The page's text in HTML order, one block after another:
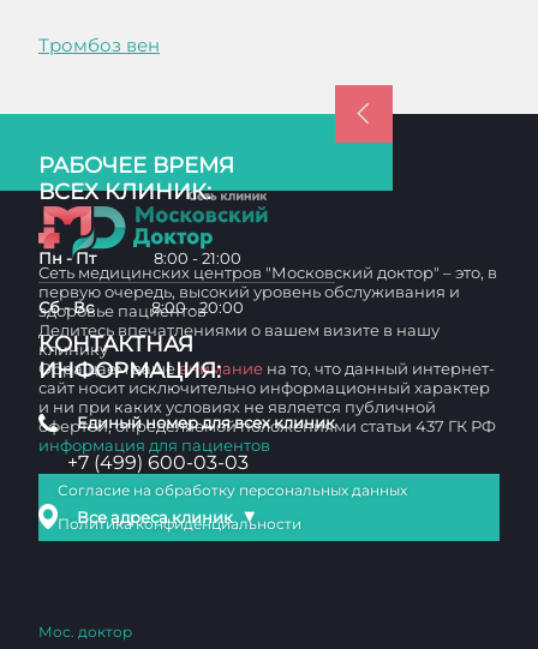
Тромбоз вен
РАБОЧЕЕ ВРЕМЯ
ВСЕХ КЛИНИК:
Пн - Пт 8:00 - 21:00
Сб - Вс 8:00 - 20:00
КОНТАКТНАЯ
ИНФОРМАЦИЯ:
Единый номер для всех клиник
+7 (499) 600-03-03
Все адреса клиник ▼
Сеть медицинских центров "Московский доктор" – это, в
первую очередь, высокий уровень обслуживания и
здоровье пациентов
Делитесь впечатлениями о вашем визите в нашу
клинику
Обращаем вашевнимание на то, что данный интернет-
сайт носит исключительно информационный характер
и ни при каких условиях не является публичной
офертой, определяемой положениями статьи 437 ГК РФ
информация для пациентов
Согласие на обработку персональных данных
Политика конфиденциальности
Мос. доктор